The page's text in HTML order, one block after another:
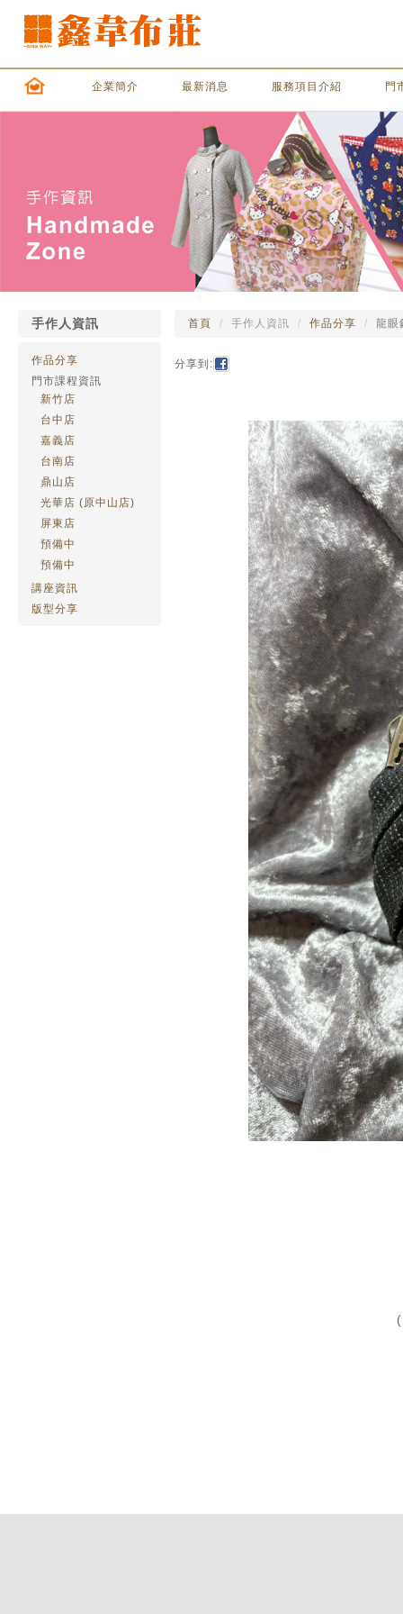
企業簡介 最新消息 服務項目介紹 門
手作人資訊
作品分享
門市課程資訊
新竹店
台中店
嘉義店
台南店
鼎山店
光華店 (原中山店)
屏東店
預備中
預備中
講座資訊
版型分享
首頁 手作人資訊 作品分享 龍眼
分享到: